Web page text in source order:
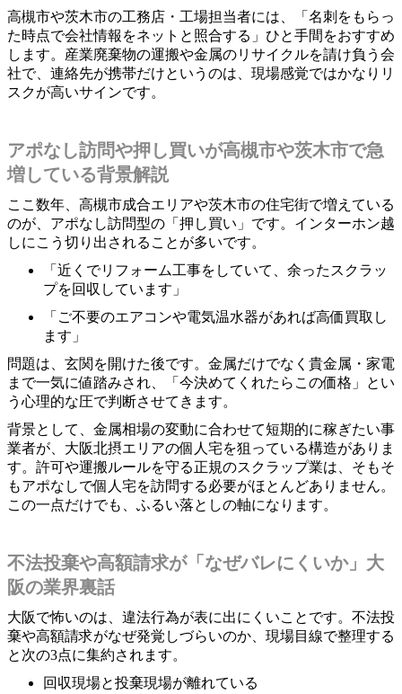
高槻市や茨木市の工務店・工場担当者には、「名刺をもらっ
た時点で会社情報をネットと照合する」ひと手間をおすすめ
します。産業廃棄物の運搬や金属のリサイクルを請け負う会
社で、連絡先が携帯だけというのは、現場感覚ではかなりリ
スクが高いサインです。
アポなし訪問や押し買いが高槻市や茨木市で急
増している背景解説
ここ数年、高槻市成合エリアや茨木市の住宅街で増えている
のが、アポなし訪問型の「押し買い」です。インターホン越
しにこう切り出されることが多いです。
「近くでリフォーム工事をしていて、余ったスクラッ
プを回収しています」
「ご不要のエアコンや電気温水器があれば高価買取し
ます」
問題は、玄関を開けた後です。金属だけでなく貴金属・家電
まで一気に値踏みされ、「今決めてくれたらこの価格」とい
う心理的な圧で判断させてきます。
背景として、金属相場の変動に合わせて短期的に稼ぎたい事
業者が、大阪北摂エリアの個人宅を狙っている構造がありま
す。許可や運搬ルールを守る正規のスクラップ業は、そもそ
もアポなしで個人宅を訪問する必要がほとんどありません。
この一点だけでも、ふるい落としの軸になります。
不法投棄や高額請求が「なぜバレにくいか」大
阪の業界裏話
大阪で怖いのは、違法行為が表に出にくいことです。不法投
棄や高額請求がなぜ発覚しづらいのか、現場目線で整理する
と次の3点に集約されます。
回収現場と投棄現場が離れている